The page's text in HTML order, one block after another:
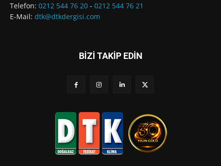
Telefon: 0212 544 76 20 - 0212 544 76 21
E-Mail: dtk@dtkdergisi.com
BİZİ TAKİP EDİN